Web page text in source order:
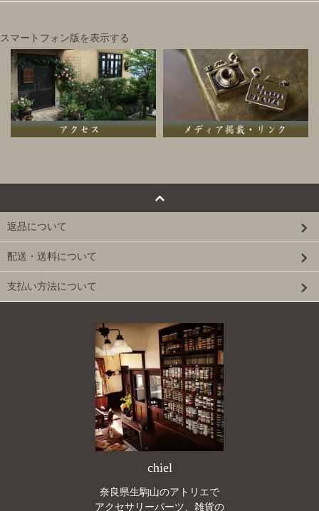
スマートフォン版を表示する
返品について
配送・送料について
支払い方法について
chiel
奈良県生駒山のアトリエで
アクセサリーパーツ、雑貨の